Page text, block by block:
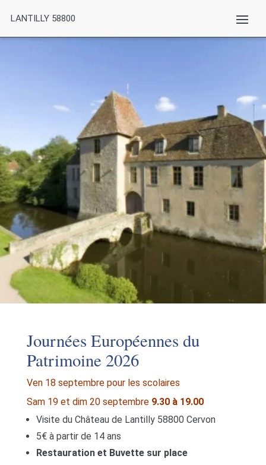
LANTILLY 58800
Journées Européennes du
Patrimoine 2026
Ven 18 septembre pour les scolaires
Sam 19 et dim 20 septembre 9.30 à 19.00
Visite du Château de Lantilly 58800 Cervon
5€ à partir de 14 ans
Restauration et Buvette sur place